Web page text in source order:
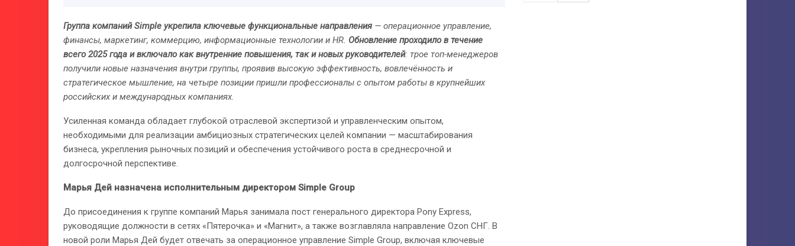
Группа компаний Simple укрепила ключевые функциональные направления — операционное управление,
финансы, маркетинг, коммерцию, информационные технологии и HR. Обновление проходило в течение
всего 2025 года и включало как внутренние повышения, так и новых руководителей: трое топ-менеджеров
получили новые назначения внутри группы, проявив высокую эффективность, вовлечённость и
стратегическое мышление, на четыре позиции пришли профессионалы с опытом работы в крупнейших
российских и международных компаниях.
Усиленная команда обладает глубокой отраслевой экспертизой и управленческим опытом,
необходимыми для реализации амбициозных стратегических целей компании — масштабирования
бизнеса, укрепления рыночных позиций и обеспечения устойчивого роста в среднесрочной и
долгосрочной перспективе.
Марья Дей назначена исполнительным директором Simple Group
До присоединения к группе компаний Марья занимала пост генерального директора Pony Express,
руководящие должности в сетях «Пятерочка» и «Магнит», а также возглавляла направление Ozon СНГ. В
новой роли Марья Дей будет отвечать за операционное управление Simple Group, включая ключевые